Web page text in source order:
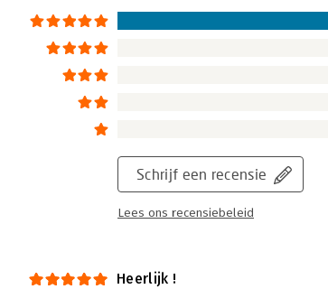
Schrijf een recensie
Lees ons recensiebeleid
Heerlijk !